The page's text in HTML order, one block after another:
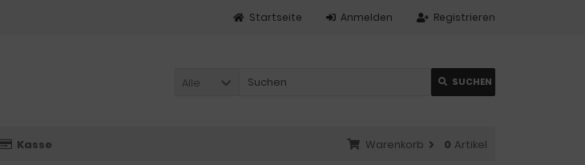
Registrieren
Anmelden
Startseite
Alle SUCHEN
Kasse Warenkorb 0 Artikel